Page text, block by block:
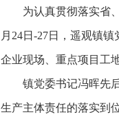
为认真贯彻落实省
月24日-27日，遥观镇
企业现场、重点项目工
镇党委书记冯晖先
生产主体责任的落实到